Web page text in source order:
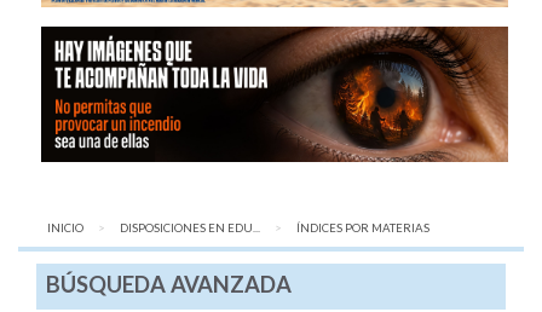
INICIO DISPOSICIONES EN EDU... AQUÍ:
ÍNDICES POR MATERIAS
BÚSQUEDA AVANZADA